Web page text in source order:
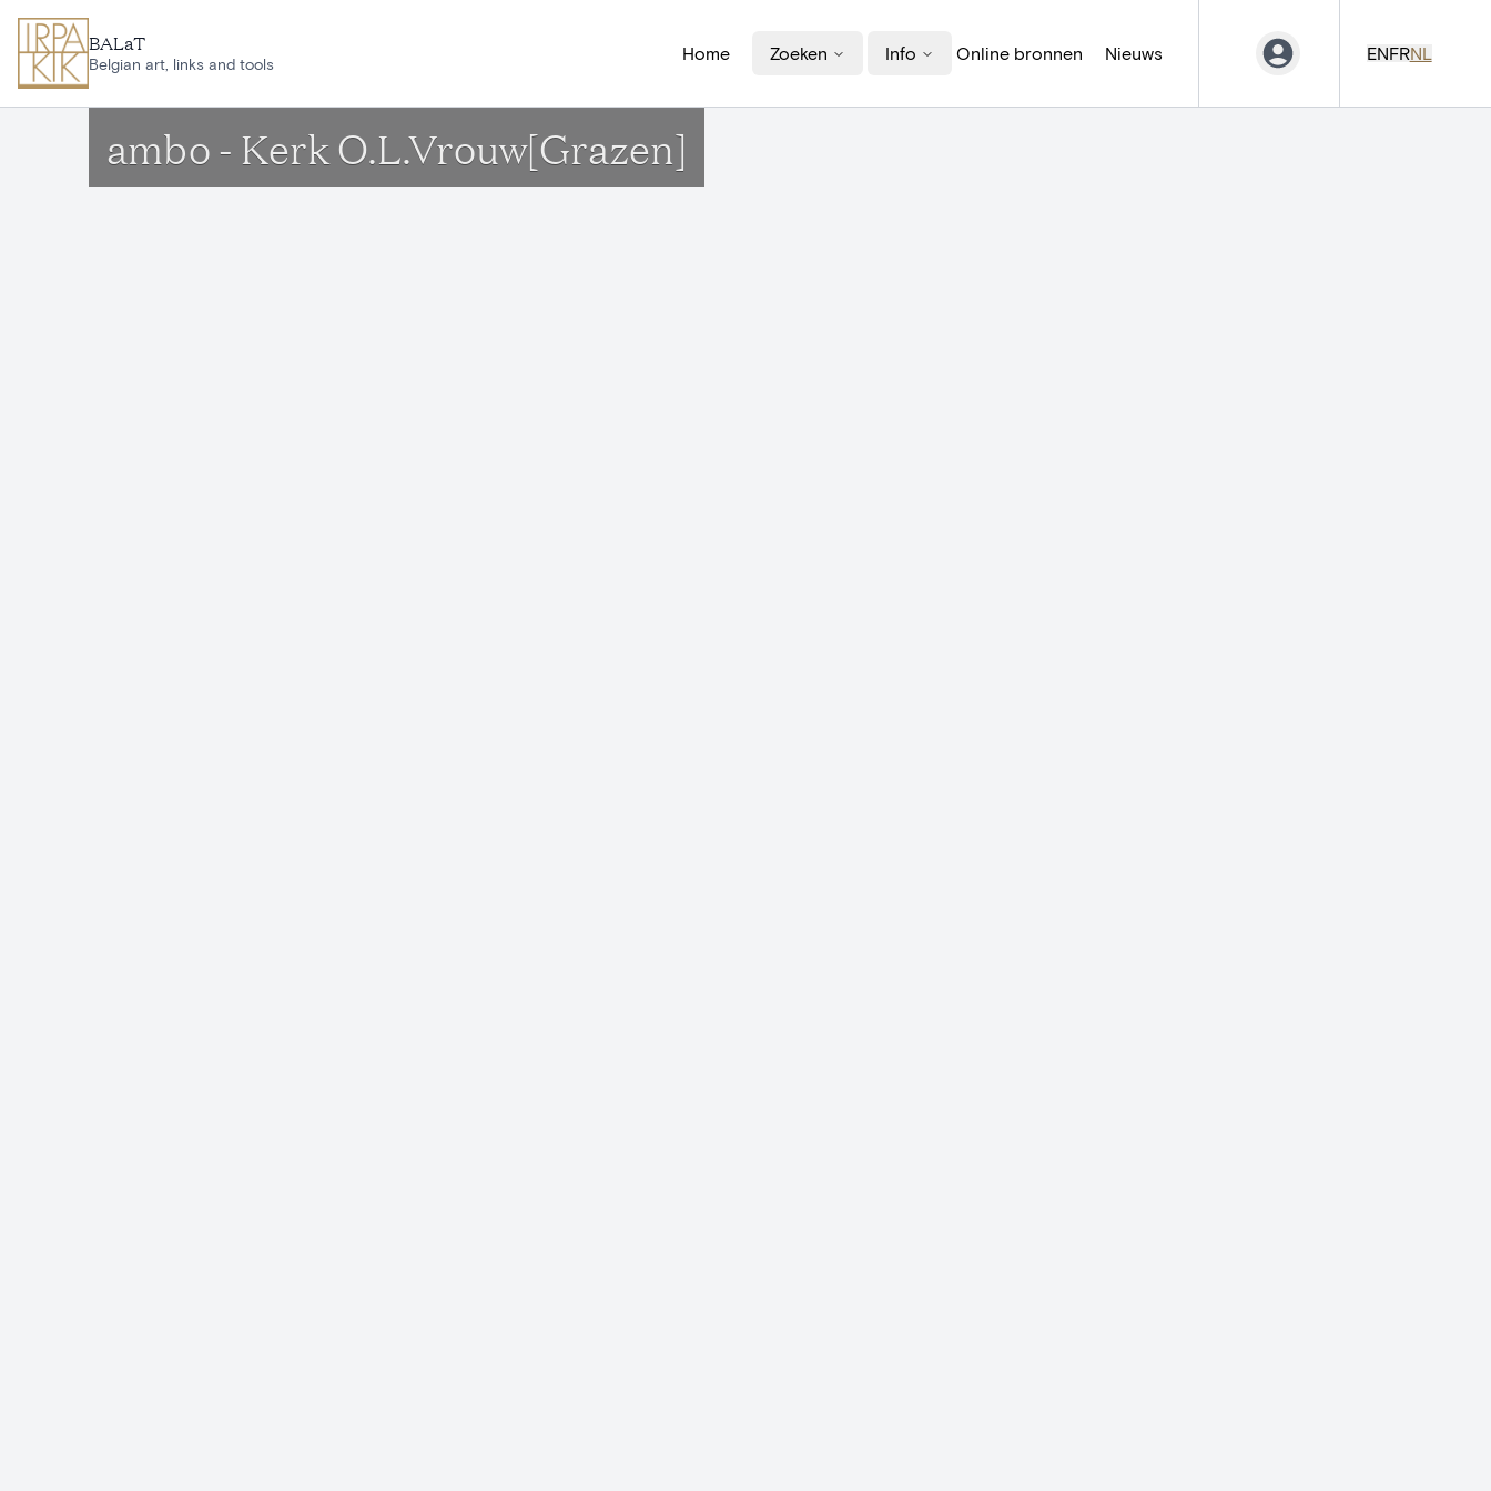
BALaT
Belgian art, links and tools
Home Zoeken Info Online bronnen Nieuws ENFRNL
ambo - Kerk O.L.Vrouw[Grazen]